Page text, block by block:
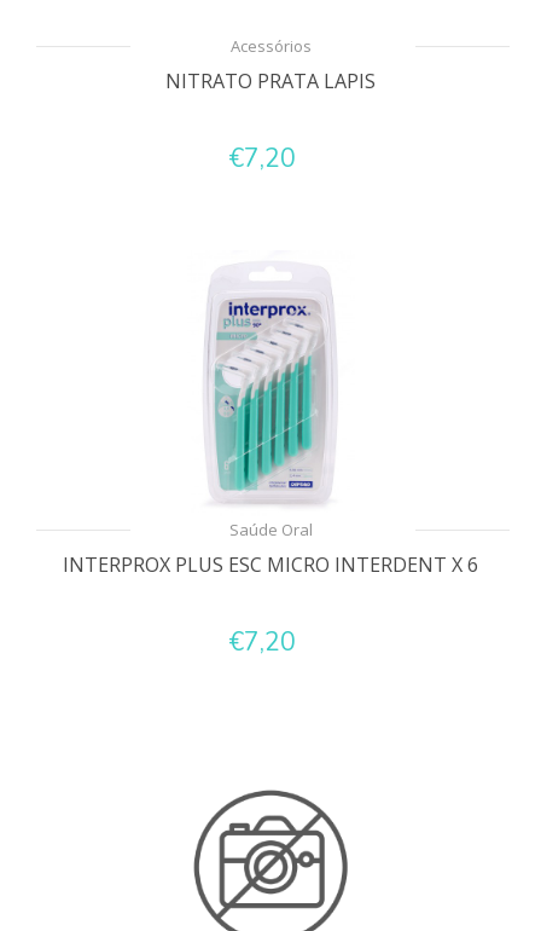
Acessórios
NITRATO PRATA LAPIS
€7,20
Saúde Oral
INTERPROX PLUS ESC MICRO INTERDENT X 6
€7,20